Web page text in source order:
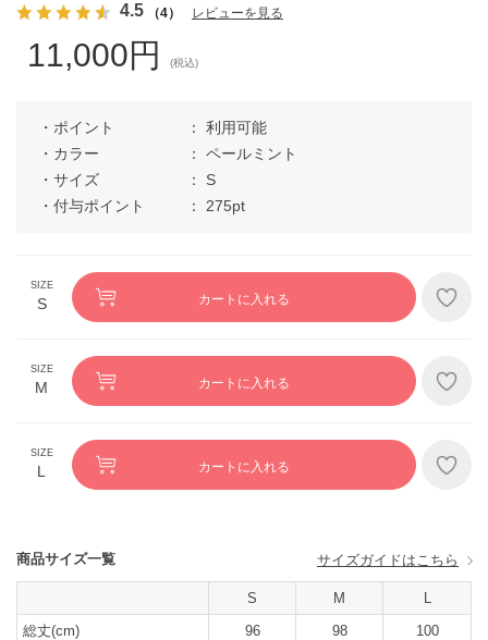
4.5 （4） レビューを見る
11,000円 (税込)
ポイント
利用可能
カラー
ペールミント
サイズ
S
付与ポイント
275pt
S カートに入れる
M カートに入れる
L カートに入れる
商品サイズ一覧 サイズガイドはこちら
S M
L
総丈(cm)
96 98
100